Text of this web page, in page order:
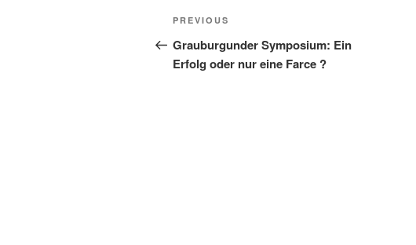
Post
navigation
Previous
Post
PREVIOUS
Grauburgunder Symposium: Ein
Erfolg oder nur eine Farce ?